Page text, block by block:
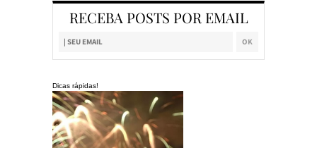
RECEBA POSTS POR EMAIL
Dicas rápidas!